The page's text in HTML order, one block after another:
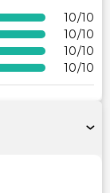
10/10
10/10
10/10
10/10